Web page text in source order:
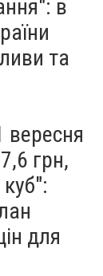
в
та
вересня
грн,
для